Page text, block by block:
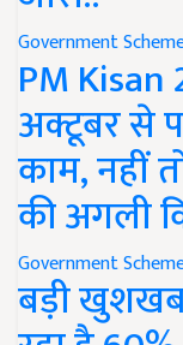
Government
PM
अक्टूबर से
काम, नहीं
की अगली
Government
बड़ी